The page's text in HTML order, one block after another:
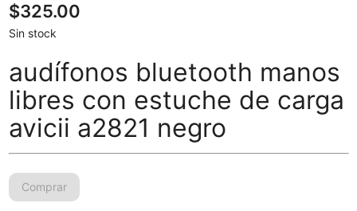
$325.00
Sin stock
audífonos bluetooth manos
libres con estuche de carga
avicii a2821 negro